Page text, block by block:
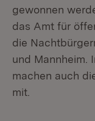
gewonnen
das Amt für
die
und Mannheim.
machen auch
mit.